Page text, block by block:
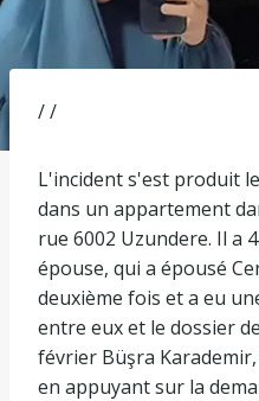
/ /
L'incident s'est produit
dans un appartement
rue 6002 Uzundere. Il a
épouse, qui a épousé
deuxième fois et a eu
entre eux et le dossier
février Büşra
en appuyant sur la